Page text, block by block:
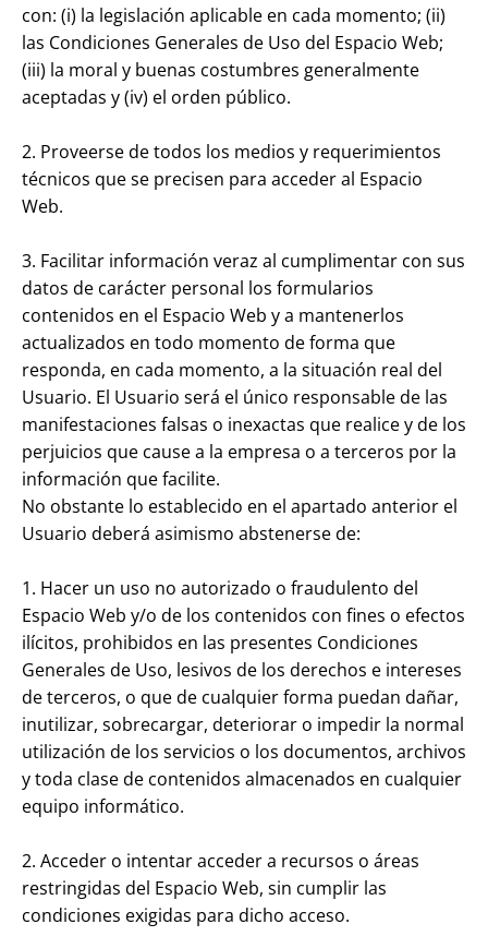
con: (i) la legislación aplicable en cada momento; (ii)
las Condiciones Generales de Uso del Espacio Web;
(iii) la moral y buenas costumbres generalmente
aceptadas y (iv) el orden público.
2. Proveerse de todos los medios y requerimientos
técnicos que se precisen para acceder al Espacio
Web.
3. Facilitar información veraz al cumplimentar con sus
datos de carácter personal los formularios
contenidos en el Espacio Web y a mantenerlos
actualizados en todo momento de forma que
responda, en cada momento, a la situación real del
Usuario. El Usuario será el único responsable de las
manifestaciones falsas o inexactas que realice y de los
perjuicios que cause a la empresa o a terceros por la
información que facilite.
No obstante lo establecido en el apartado anterior el
Usuario deberá asimismo abstenerse de:
1. Hacer un uso no autorizado o fraudulento del
Espacio Web y/o de los contenidos con fines o efectos
ilícitos, prohibidos en las presentes Condiciones
Generales de Uso, lesivos de los derechos e intereses
de terceros, o que de cualquier forma puedan dañar,
inutilizar, sobrecargar, deteriorar o impedir la normal
utilización de los servicios o los documentos, archivos
y toda clase de contenidos almacenados en cualquier
equipo informático.
2. Acceder o intentar acceder a recursos o áreas
restringidas del Espacio Web, sin cumplir las
condiciones exigidas para dicho acceso.